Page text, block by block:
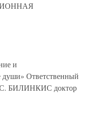
и
души» Ответственный
С. БИЛИНКИС доктор